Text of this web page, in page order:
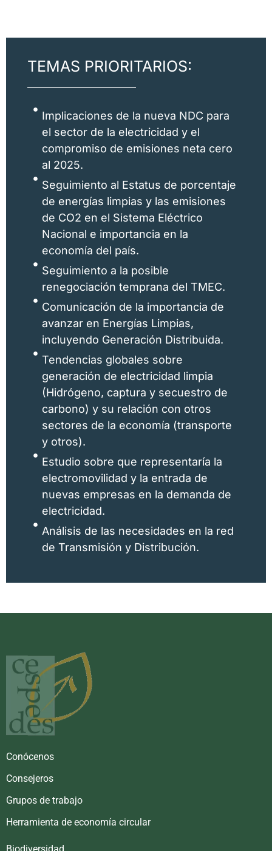
TEMAS PRIORITARIOS:
Implicaciones de la nueva NDC para
el sector de la electricidad y el
compromiso de emisiones neta cero
al 2025.
Seguimiento al Estatus de porcentaje
de energías limpias y las emisiones
de CO2 en el Sistema Eléctrico
Nacional e importancia en la
economía del país.
Seguimiento a la posible
renegociación temprana del TMEC.
Comunicación de la importancia de
avanzar en Energías Limpias,
incluyendo Generación Distribuida.
Tendencias globales sobre
generación de electricidad limpia
(Hidrógeno, captura y secuestro de
carbono) y su relación con otros
sectores de la economía (transporte
y otros).
Estudio sobre que representaría la
electromovilidad y la entrada de
nuevas empresas en la demanda de
electricidad.
Análisis de las necesidades en la red
de Transmisión y Distribución.
Conócenos
Consejeros
Grupos de trabajo
Herramienta de economía circular